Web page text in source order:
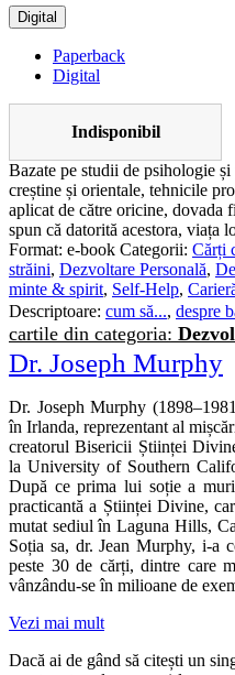
Digital
Paperback
Digital
Indisponibil
Bazate pe studii de psihologie
creștine și orientale, tehnicile
aplicat de către oricine, dovada
spun că datorită acestora, viața
Format: e-book Categorii: Cărți
străini, Dezvoltare Personală,
minte & spirit, Self-Help,
Descriptoare: cum să..., despre
cartile din categoria:
Dr. Joseph Murphy
Dr. Joseph Murphy
în Irlanda, reprezentant al
creatorul Bisericii Științei
la University of Southern
După ce prima lui soție a
practicantă a Științei Divine,
mutat sediul în Laguna Hills,
Soția sa, dr. Jean Murphy, i-a
peste 30 de cărți, dintre care
vânzându-se în milioane de
Vezi mai mult
Dacă ai de gând să citești un